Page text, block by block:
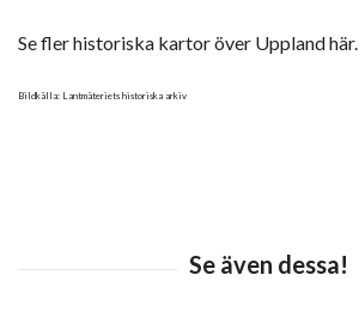
Se fler historiska kartor över Uppland här.
Bildkälla: Lantmäteriets historiska arkiv